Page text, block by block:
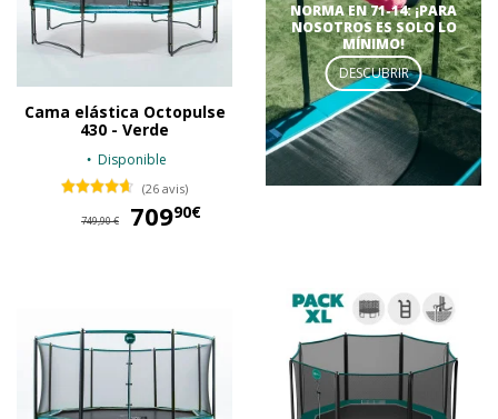
Cama elástica Octopulse
430 - Verde
Disponible
(26 avis)
749,90 € 70990€
NORMA EN 71-14: ¡PARA
NOSOTROS ES SOLO LO
MÍNIMO!
DESCUBRIR